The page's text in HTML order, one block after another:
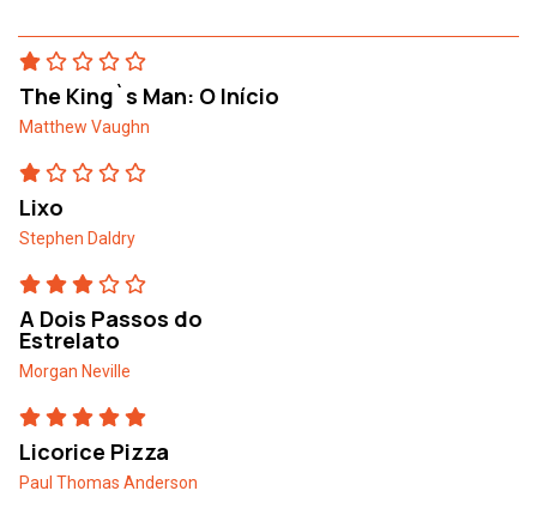
The King`s Man: O Início
Matthew Vaughn
Lixo
Stephen Daldry
A Dois Passos do
Estrelato
Morgan Neville
Licorice Pizza
Paul Thomas Anderson